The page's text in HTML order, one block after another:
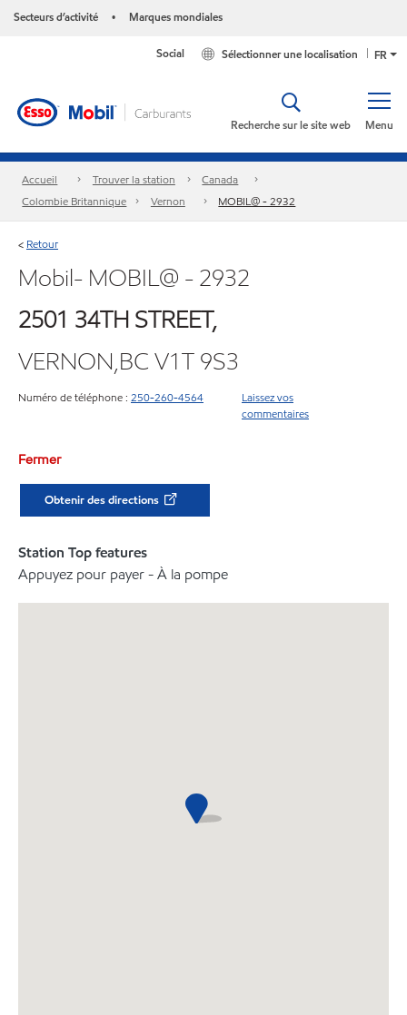
Secteurs d’activité • Marques mondiales
FR
Sélectionner une localisation
Social
Menu
Recherche sur le site web
Accueil Trouver la station
Canada
Colombie Britannique
Vernon MOBIL@ - 2932
< Retour
Mobil- MOBIL@ - 2932
2501 34TH STREET,
VERNON,BC V1T 9S3
Numéro de téléphone : 250-260-4564
Laissez vos
commentaires
Fermer
Obtenir des directions
Station Top features
Appuyez pour payer - À la pompe